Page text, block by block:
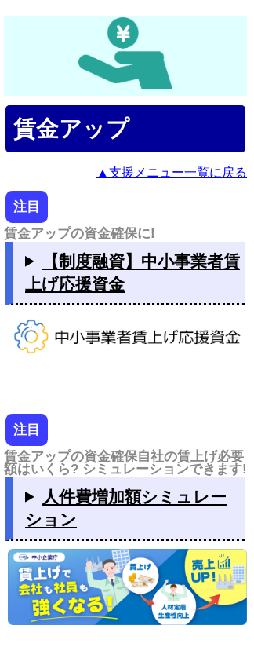
賃金アップ
▲支援メニュー一覧に戻る
注目
賃金アップの資金確保に!
【制度融資】中小事業者賃
上げ応援資金
注目
賃金アップの資金確保自社の賃上げ必要
額はいくら? シミュレーションできます!
人件費増加額シミュレー
ション